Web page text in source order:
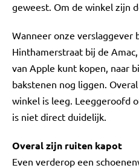
geweest. Om de winkel zijn
Wanneer onze verslaggever
Hinthamerstraat bij de
van Apple kunt kopen, naar
bakstenen nog liggen.
winkel is leeg. Leeggeroofd
is niet direct duidelijk.
Overal zijn ruiten kapot
Even verderop een